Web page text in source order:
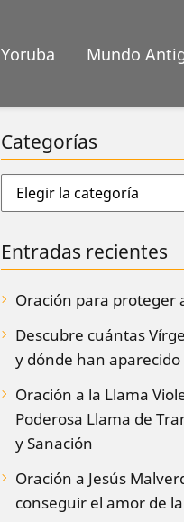
Yoruba Mundo
Categorías
Entradas recientes
Oración para proteger
Descubre cuántas
y dónde han aparecido
Oración a la Llama
Poderosa Llama de
y Sanación
Oración a Jesús
conseguir el amor de